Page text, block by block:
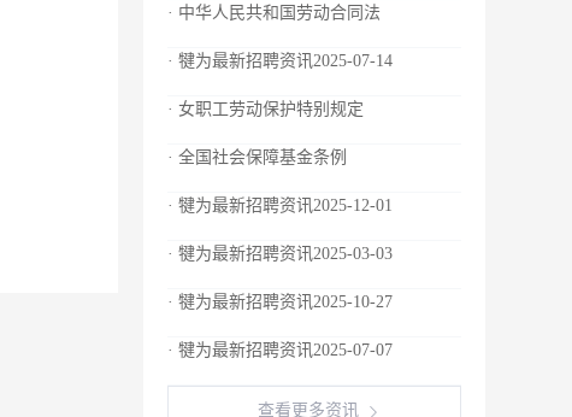
· 中华人民共和国劳动合同法
· 犍为最新招聘资讯2025-07-14
· 女职工劳动保护特别规定
· 全国社会保障基金条例
· 犍为最新招聘资讯2025-12-01
· 犍为最新招聘资讯2025-03-03
· 犍为最新招聘资讯2025-10-27
· 犍为最新招聘资讯2025-07-07
查看更多资讯